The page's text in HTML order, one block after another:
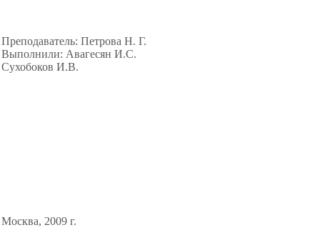
Преподаватель: Петрова Н. Г.
Выполнили: Авагесян И.С.
Сухобоков И.В.
Москва, 2009 г.